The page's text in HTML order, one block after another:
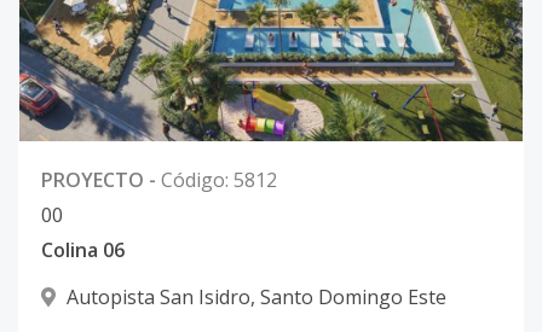
PROYECTO - Código: 5812
00
Colina 06
Autopista San Isidro, Santo Domingo Este